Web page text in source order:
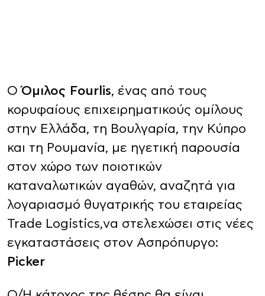
ΟΌμιλος Fourlis, ένας από τους
κορυφαίους επιχειρηματικούς ομίλους
στην Ελλάδα, τη Βουλγαρία, την Κύπρο
και τη Ρουμανία, με ηγετική παρουσία
στον χώρο των ποιοτικών
καταναλωτικών αγαθών, αναζητά για
λογαριασμό θυγατρικής του εταιρείας
Trade Logistics,να στελεχώσει στις νέες
εγκαταστάσεις στον Ασπρόπυργο:
Picker